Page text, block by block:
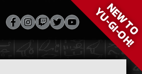
NEW TO
YU‑GI‑OH!